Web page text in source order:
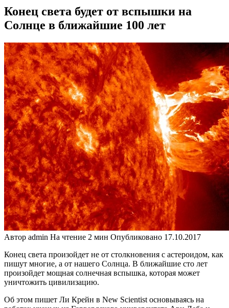
Конец света будет от вспышки на
Солнце в ближайшие 100 лет
Автор admin На чтение 2 мин Опубликовано 17.10.2017
Конец света произойдет не от столкновения с астероидом, как
пишут многие, а от нашего Солнца. В ближайшие сто лет
произойдет мощная солнечная вспышка, которая может
уничтожить цивилизацию.
Об этом пишет Ли Крейн в New Scientist основываясь на